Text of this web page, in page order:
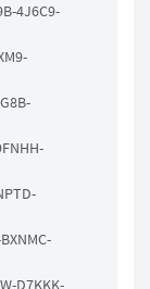
4J6C9-
D7KKK-